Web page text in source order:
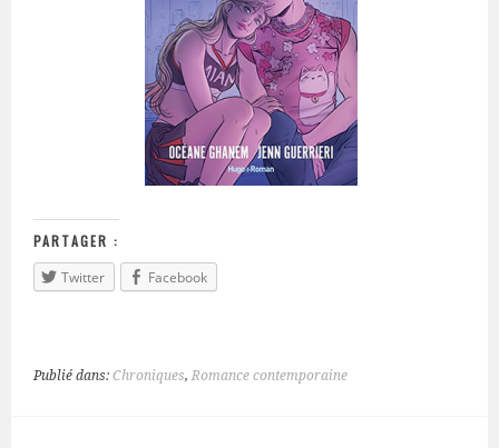
PARTAGER :
Twitter
Facebook
Publié dans:Chroniques,Romance contemporaine